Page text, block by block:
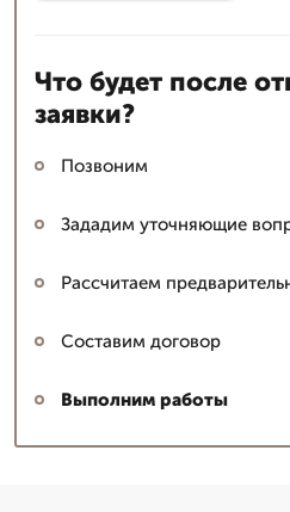
Что будет после
заявки?
Позвоним
Зададим уточняющие
Рассчитаем
Составим договор
Выполним работы